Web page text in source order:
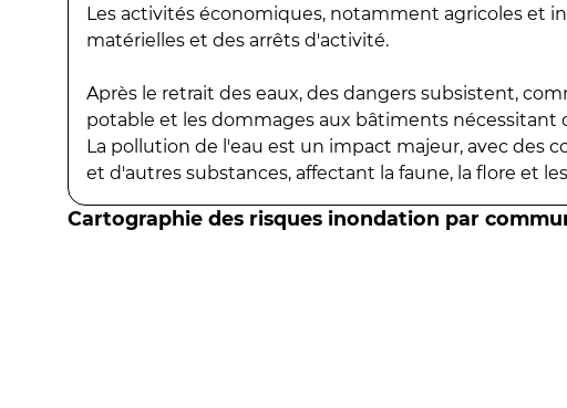
Les activités économiques, notamment agricoles et
matérielles et des arrêts d'activité.
Après le retrait des eaux, des dangers subsistent,
potable et les dommages aux bâtiments nécessitant
La pollution de l'eau est un impact majeur, avec des
et d'autres substances, affectant la faune, la flore et
Cartographie des risques inondation par